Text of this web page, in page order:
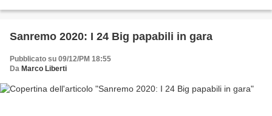
Sanremo 2020: I 24 Big papabili in gara
Pubblicato su 09/12/PM 18:55
Da Marco Liberti